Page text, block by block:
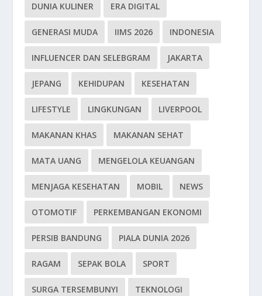
DUNIA KULINER ERA DIGITAL
GENERASI MUDA IIMS 2026 INDONESIA
INFLUENCER DAN SELEBGRAM JAKARTA
JEPANG KEHIDUPAN KESEHATAN
LIFESTYLE LINGKUNGAN LIVERPOOL
MAKANAN KHAS MAKANAN SEHAT
MATA UANG MENGELOLA KEUANGAN
MENJAGA KESEHATAN MOBIL NEWS
OTOMOTIF PERKEMBANGAN EKONOMI
PERSIB BANDUNG PIALA DUNIA 2026
RAGAM SEPAK BOLA SPORT
SURGA TERSEMBUNYI TEKNOLOGI